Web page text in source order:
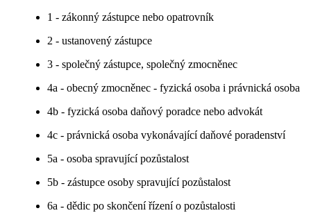
1 - zákonný zástupce nebo opatrovník
2 - ustanovený zástupce
3 - společný zástupce, společný zmocněnec
4a - obecný zmocněnec - fyzická osoba i právnická osoba
4b - fyzická osoba daňový poradce nebo advokát
4c - právnická osoba vykonávající daňové poradenství
5a - osoba spravující pozůstalost
5b - zástupce osoby spravující pozůstalost
6a - dědic po skončení řízení o pozůstalosti